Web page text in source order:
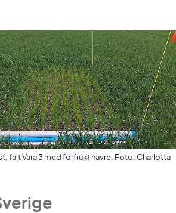
fält Vara 3 med förfrukt havre. Foto: Charlotta